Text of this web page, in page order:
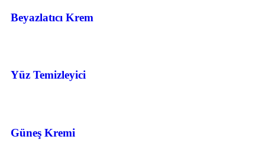
Beyazlatıcı Krem
Yüz Temizleyici
Güneş Kremi